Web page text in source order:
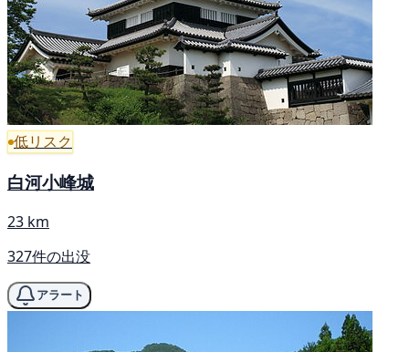
低リスク
白河小峰城
23 km
327件の出没
アラート